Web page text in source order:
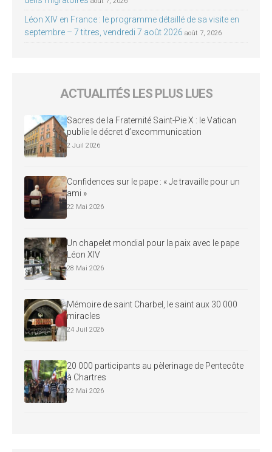
Léon XIV en France : le programme détaillé de sa visite en
septembre – 7 titres, vendredi 7 août 2026 août 7, 2026
ACTUALITÉS LES PLUS LUES
Sacres de la Fraternité Saint-Pie X : le Vatican
publie le décret d’excommunication
2 Juil 2026
Confidences sur le pape : « Je travaille pour un
ami »
22 Mai 2026
Un chapelet mondial pour la paix avec le pape
Léon XIV
28 Mai 2026
Mémoire de saint Charbel, le saint aux 30 000
miracles
24 Juil 2026
20 000 participants au pèlerinage de Pentecôte
à Chartres
22 Mai 2026